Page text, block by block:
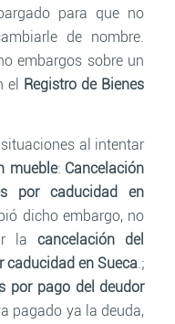
para que no
de nombre.
embargos sobre un
el
Registro de Bienes
al intentar
mueble: Cancelación
por caducidad en
dicho embargo, no
lacancelación del
caducidad en Sueca .;
por pago del deudor
pagado ya la deuda,